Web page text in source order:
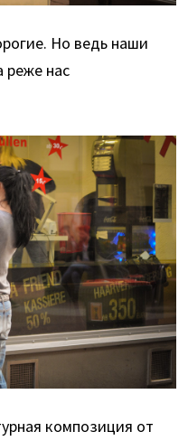
Но ведь наши
реже нас
композиция от